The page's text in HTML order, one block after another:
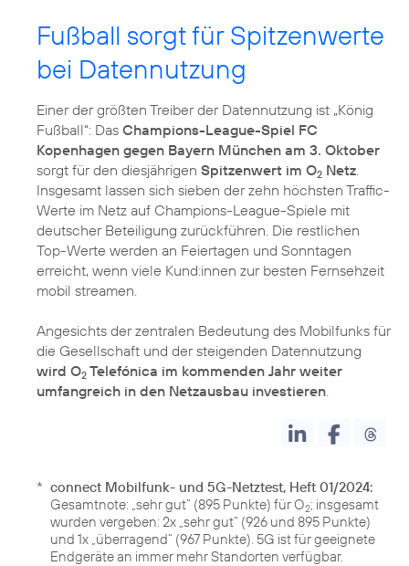
Fußball sorgt für Spitzenwerte
bei Datennutzung
Einer der größten Treiber der Datennutzung ist „König
Fußball“: Das Champions-League-Spiel FC
Kopenhagen gegen Bayern München am 3. Oktober
sorgt für den diesjährigen Spitzenwert im O2 Netz
Insgesamt lassen sich sieben der zehn höchsten Traffic-
Werte im Netz auf Champions-League-Spiele mit
deutscher Beteiligung zurückführen. Die restlichen
Top-Werte werden an Feiertagen und Sonntagen
erreicht, wenn viele Kund:innen zur besten Fernsehzeit
mobil streamen.
Angesichts der zentralen Bedeutung des Mobilfunks für
die Gesellschaft und der steigenden Datennutzung
wird O2 Telefónica im kommenden Jahr weiter
umfangreich in den Netzausbau investieren
* connect Mobilfunk- und 5G-Netztest, Heft 01/2024:
Gesamtnote: „sehr gut“ (895 Punkte) für O2; insgesamt
wurden vergeben: 2x „sehr gut“ (926 und 895 Punkte)
und 1x „überragend“ (967 Punkte). 5G ist für geeignete
Endgeräte an immer mehr Standorten verfügbar.